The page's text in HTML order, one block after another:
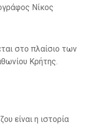
Νίκος
στο πλαίσιο των
Κρήτης.
είναι η ιστορία